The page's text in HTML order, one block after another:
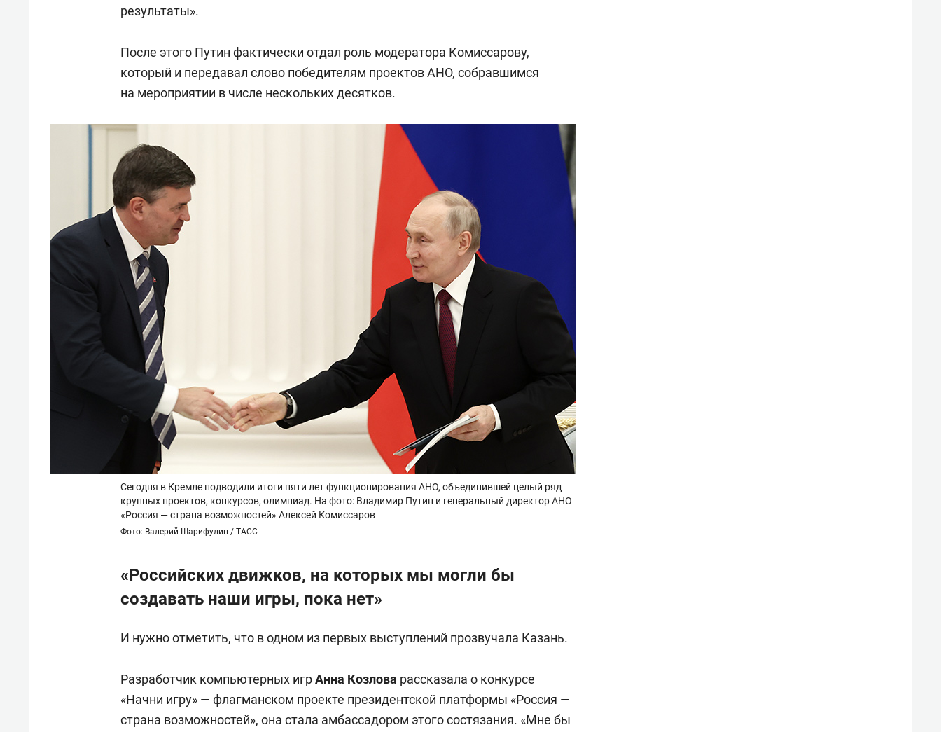
результаты».
После этого Путин фактически отдал роль модератора Комиссарову,
который и передавал слово победителям проектов АНО, собравшимся
на мероприятии в числе нескольких десятков.
Сегодня в Кремле подводили итоги пяти лет функционирования АНО, объединившей целый ряд
крупных проектов, конкурсов, олимпиад. На фото: Владимир Путин и генеральный директор АНО
«Россия — страна возможностей» Алексей Комиссаров
Фото: Валерий Шарифулин / ТАСС
«Российских движков, на которых мы могли бы
создавать наши игры, пока нет»
И нужно отметить, что в одном из первых выступлений прозвучала Казань.
Разработчик компьютерных игрАнна Козлова рассказала о конкурсе
«Начни игру» — флагманском проекте президентской платформы «Россия —
страна возможностей», она стала амбассадором этого состязания. «Мне бы